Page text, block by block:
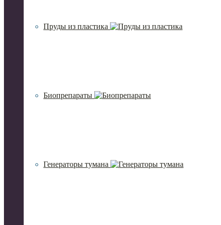
Пруды из пластика
Биопрепараты
Генераторы тумана